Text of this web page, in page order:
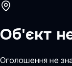
Об'єкт
Оголошення не